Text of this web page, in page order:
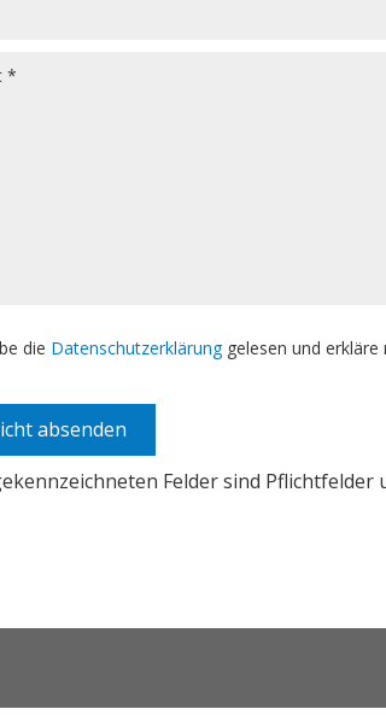
die Datenschutzerklärunggelesen und erkläre
Felder sind